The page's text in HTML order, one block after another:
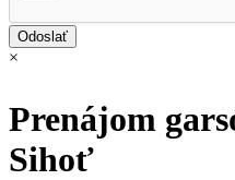
×
Prenájom
Sihoť